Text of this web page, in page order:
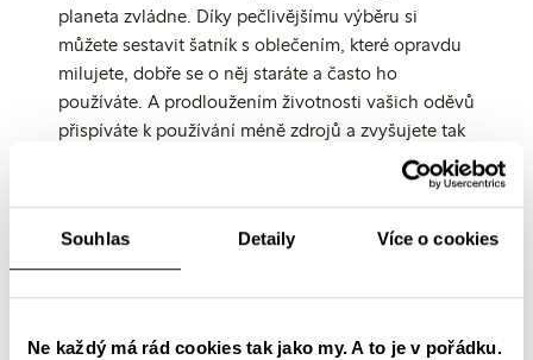
Souhlas Detaily Více o cookies
Ne každý má rád cookies tak jako my. A to je v pořádku.
planeta zvládne. Díky pečlivějšímu výběru si
můžete sestavit šatník s oblečením, které opravdu
milujete, dobře se o něj staráte a často ho
používáte. A prodloužením životnosti vašich oděvů
přispíváte k používání méně zdrojů a zvyšujete tak
Samozřejmě, není vše jen o vaší spotřebitelské
odpovědnosti. My, jako společnost Lindex, máme
oblasti klimatu v celém našem hodnotovém